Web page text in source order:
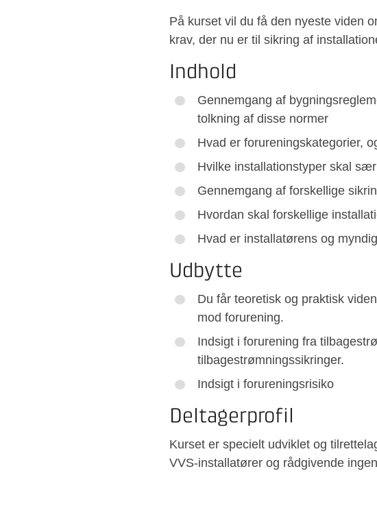
På kurset vil du få den nyeste viden
krav, der nu er til sikring af
Indhold
Gennemgang af
tolkning af disse normer
Hvad er forureningskategorier,
Hvilke installationstyper skal
Gennemgang af forskellige
Hvordan skal forskellige
Hvad er installatørens og
Udbytte
Du får teoretisk og praktisk
mod forurening.
Indsigt i forurening fra
tilbagestrømningssikringer.
Indsigt i forureningsrisiko
Deltagerprofil
Kurset er specielt udviklet og
VVS-installatører og rådgivende